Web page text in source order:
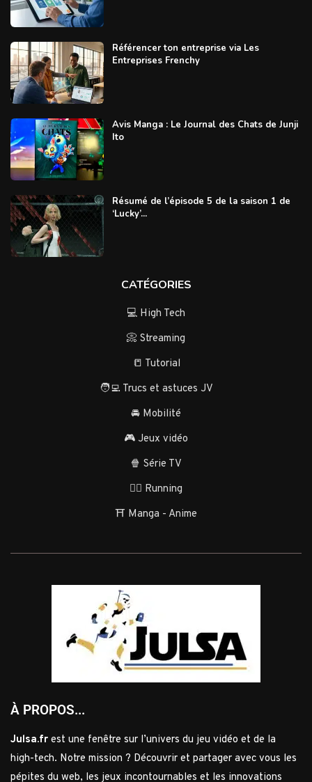
Référencer ton entreprise via Les
Entreprises Frenchy
Avis Manga : Le Journal des Chats de Junji
Ito
Résumé de l’épisode 5 de la saison 1 de
‘Lucky’...
CATÉGORIES
💻 High Tech
📀 Streaming
📒 Tutorial
🧑‍💻 Trucs et astuces JV
🚘 Mobilité
🎮 Jeux vidéo
🍿 Série TV
🏃‍♂️ Running
⛩️ Manga - Anime
À PROPOS...
Julsa.fr est une fenêtre sur l’univers du jeu vidéo et de la
high-tech. Notre mission ? Découvrir et partager avec vous les
pépites du web, les jeux incontournables et les innovations